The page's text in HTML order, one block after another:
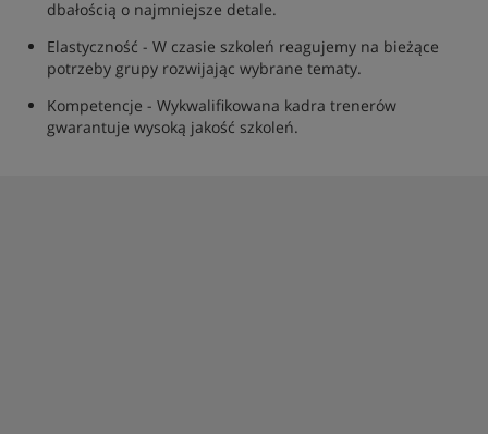
dbałością o najmniejsze detale.
Elastyczność - W czasie szkoleń reagujemy na bieżące
potrzeby grupy rozwijając wybrane tematy.
Kompetencje - Wykwalifikowana kadra trenerów
gwarantuje wysoką jakość szkoleń.